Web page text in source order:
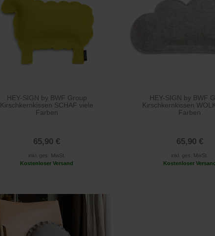
HEY-SIGN by BWF Group
Kirschkernkissen SCHAF viele
Farben
65,90 €
inkl. ges. MwSt.
Kostenloser Versand
HEY-SIGN by BWF
Kirschkernkissen
Farben
65,90 €
inkl. ges. MwSt.
Kostenloser